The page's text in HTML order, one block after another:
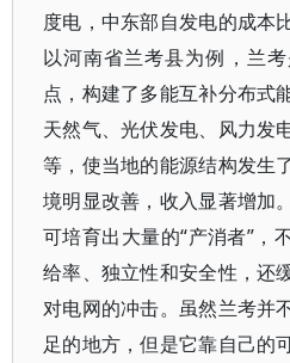
度电，中东部自发电的成本
以河南省兰考县为例，兰
点，构建了多能互补分布式
天然气、光伏发电、风力发
等，使当地的能源结构发生
境明显改善，收入显著增加
可培育出大量的“产消者”，
给率、独立性和安全性，还
对电网的冲击。虽然兰考并
足的地方，但是它靠自己的